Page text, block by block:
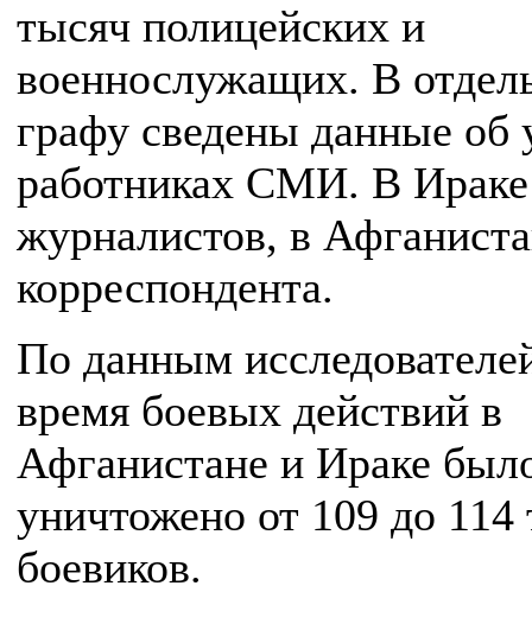
тысяч полицейских и
военнослужащих. В
графу сведены данные об
работниках СМИ. В
журналистов, в
корреспондента.
По данным
время боевых действий в
Афганистане и Ираке
уничтожено от 109 до 114
боевиков.